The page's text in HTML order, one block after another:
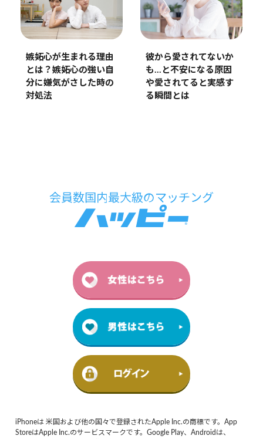
嫉妬心が生まれる理由
とは？嫉妬心の強い自
分に嫌気がさした時の
対処法
彼から愛されてないか
も…と不安になる原因
や愛されてると実感す
る瞬間とは
iPhoneは 米国および他の国々で登録されたApple Inc.の商標です。App
StoreはApple Inc.のサービスマークです。Google Play、Androidは、